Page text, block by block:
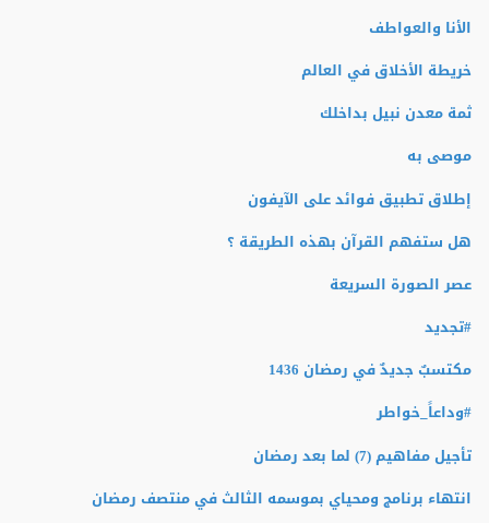
الأنا والعواطف
خريطة الأخلاق في العالم
ثمة معدن نبيل بداخلك
موصى به
إطلاق تطبيق فوائد على الآيفون
هل ستفهم القرآن بهذه الطريقة ؟
عصر الصورة السريعة
#تجديد
مكتسبٌ جديدٌ في رمضان 1436
#وداعاً_خواطر
تأجيل مفاهيم (7) لما بعد رمضان
انتهاء برنامج ومحياي بموسمه الثالث في منتصف رمضان